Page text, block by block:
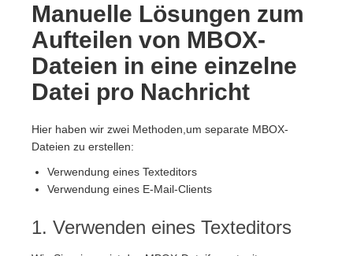
Manuelle Lösungen zum
Aufteilen von MBOX-
Dateien in eine einzelne
Datei pro Nachricht
Hier haben wir zwei Methoden,um separate MBOX-
Dateien zu erstellen:
Verwendung eines Texteditors
Verwendung eines E-Mail-Clients
1. Verwenden eines Texteditors